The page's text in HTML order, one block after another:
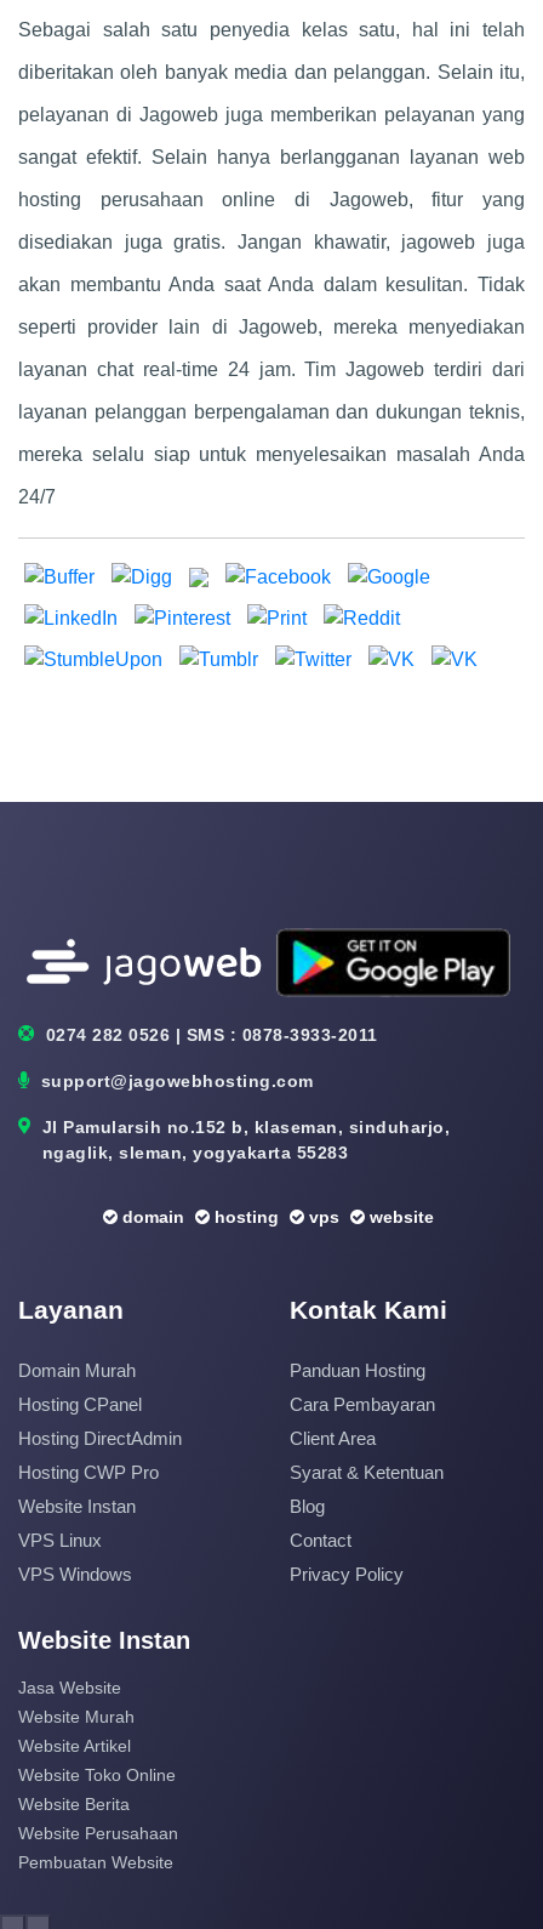
Sebagai salah satu penyedia kelas satu, hal ini telah
diberitakan oleh banyak media dan pelanggan. Selain itu,
pelayanan di Jagoweb juga memberikan pelayanan yang
sangat efektif. Selain hanya berlangganan layanan web
hosting perusahaan online di Jagoweb, fitur yang
disediakan juga gratis. Jangan khawatir, jagoweb juga
akan membantu Anda saat Anda dalam kesulitan. Tidak
seperti provider lain di Jagoweb, mereka menyediakan
layanan chat real-time 24 jam. Tim Jagoweb terdiri dari
layanan pelanggan berpengalaman dan dukungan teknis,
mereka selalu siap untuk menyelesaikan masalah Anda
24/7
0274 282 0526 | SMS : 0878-3933-2011
support@jagowebhosting.com
Jl Pamularsih no.152 b, klaseman, sinduharjo,
ngaglik, sleman, yogyakarta 55283
domain hosting vps website
Layanan
Domain Murah
Hosting CPanel
Hosting DirectAdmin
Hosting CWP Pro
Website Instan
VPS Linux
VPS Windows
Kontak Kami
Panduan Hosting
Cara Pembayaran
Client Area
Syarat & Ketentuan
Blog
Contact
Privacy Policy
Website Instan
Jasa Website
Website Murah
Website Artikel
Website Toko Online
Website Berita
Website Perusahaan
Pembuatan Website